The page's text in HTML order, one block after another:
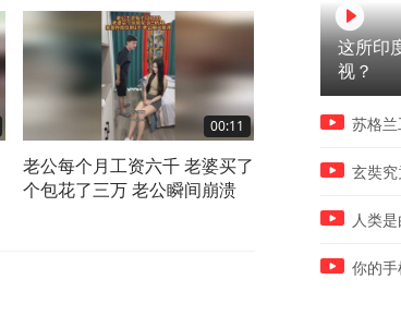
00:11
老公每个月工资六千 老婆买了
个包花了三万 老公瞬间崩溃
结婚前第一次看
这所印
视？
苏格
玄奘究
人类
你的手